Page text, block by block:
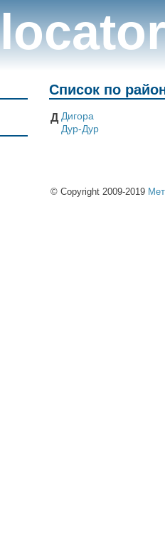
Список по
Д Дигора
Дур-Дур
© Copyright 2009-2019